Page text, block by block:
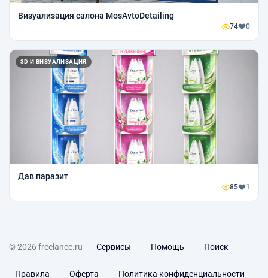
Визуализация салона MosAvtoDetailing
74 0
3D И ВИЗУАЛИЗАЦИЯ
Дав паразит
85 1
© 2026 freelance.ru Сервисы Помощь Поиск
Правила Оферта Политика конфиденциальности